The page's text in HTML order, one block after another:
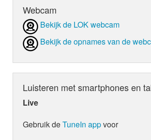
Webcam
Bekijk de LOK webcam
Bekijk de opnames van de
Luisteren met smartphones en
Live
Gebruik deTuneIn appvoor